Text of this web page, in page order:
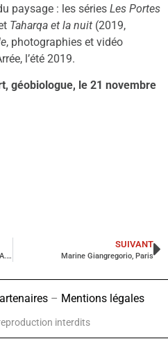
paysage : les séries Les Portes
Taharqa et la nuit (2019,
, photographies et vidéo
l’été 2019.
géobiologue, le 21 novembre
Exposition des lauréats de la bourse A. Kahn, Boulogne-Billancourt
SUIVANT
Marine Giangregorio, Paris
– Mentions légales
interdits